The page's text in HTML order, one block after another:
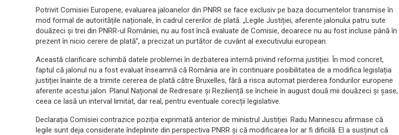
Potrivit Comisiei Europene, evaluarea jaloanelor din PNRR se face exclusiv pe baza documentelor transmise în
mod formal de autoritățile naționale, în cadrul cererilor de plată. „Legile Justiției, aferente jalonului patru sute
douăzeci și trei din PNRR-ul României, nu au fost încă evaluate de Comisie, deoarece nu au fost incluse până în
prezent în nicio cerere de plată”, a precizat un purtător de cuvânt al executivului european.
Această clarificare schimbă datele problemei în dezbaterea internă privind reforma justiției. În mod concret,
faptul că jalonul nu a fost evaluat înseamnă că România are în continuare posibilitatea de a modifica legislația
justiției înainte de a trimite cererea de plată către Bruxelles, fără a risca automat pierderea fondurilor europene
aferente acestui jalon. Planul Național de Redresare și Reziliență se încheie în august două mii douăzeci și șase,
ceea ce lasă un interval limitat, dar real, pentru eventuale corecții legislative.
Declarația Comisiei contrazice poziția exprimată anterior de ministrul Justiției. Radu Marinescu afirmase că
legile sunt deja considerate îndeplinite din perspectiva PNRR și că modificarea lor ar fi dificilă. El a susținut că